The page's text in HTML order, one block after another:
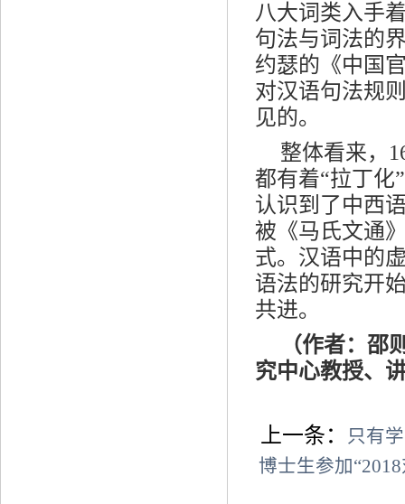
八大词类入手
句法与词法的
约瑟的《中国
对汉语句法规
见的。
整体看来，
都有着“拉丁化
认识到了中西
被《马氏文通
式。汉语中的
语法的研究开
共进。
（作者：邵
究中心教授、
上一条：
只有
博士生参加